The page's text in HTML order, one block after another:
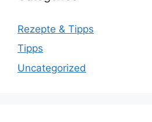
Rezepte & Tipps
Tipps
Uncategorized